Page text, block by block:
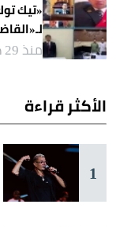
«تيك
منذ 29 دقيقة
الأكثر قراءة
1